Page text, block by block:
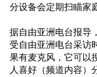
分设备会定期扫瞄家
据自由亚洲电台报导
受自由亚洲电台采访
果有麦克风，它可以
人喜好（频道内容）